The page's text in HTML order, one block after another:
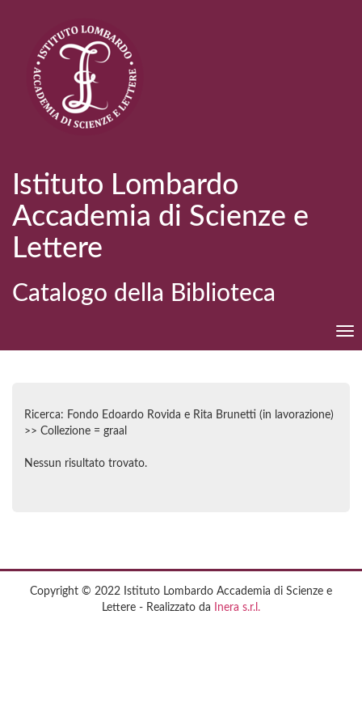
Istituto Lombardo
Accademia di Scienze e
Lettere
Catalogo della Biblioteca
Ricerca: Fondo Edoardo Rovida e Rita Brunetti (in lavorazione)
>> Collezione = graal
Nessun risultato trovato.
Copyright © 2022 Istituto Lombardo Accademia di Scienze e
Lettere - Realizzato da
Inera s.r.l.